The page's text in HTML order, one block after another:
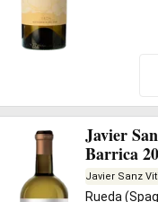
Javier
Barrica
Javier Sanz
Rueda